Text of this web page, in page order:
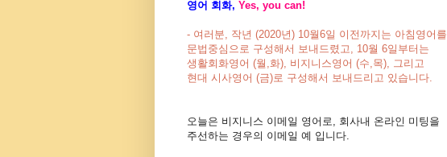
영어 회화, Yes, you can!
- 여러분, 작년 (2020년) 10월6일 이전까지는 아침영어를
문법중심으로 구성해서 보내드렸고, 10월 6일부터는
생활회화영어 (월,화), 비지니스영어 (수,목), 그리고
현대 시사영어 (금)로 구성해서 보내드리고 있습니다.
오늘은 비지니스 이메일 영어로, 회사내 온라인 미팅을
주선하는 경우의 이메일 예 입니다.